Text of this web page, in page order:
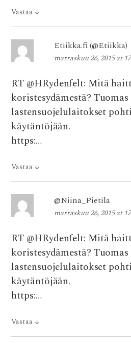
Vastaa ↓
Etiikka.fi (@Etiikka)
marraskuu 26, 2015 at
RT @HRydenfelt: Mitä
koristesydämestä?
lastensuojelulaitokset
käytäntöjään.
https:…
Vastaa ↓
@Niina_Pietila
marraskuu 26, 2015 at
RT @HRydenfelt: Mitä
koristesydämestä?
lastensuojelulaitokset
käytäntöjään.
https:…
Vastaa ↓